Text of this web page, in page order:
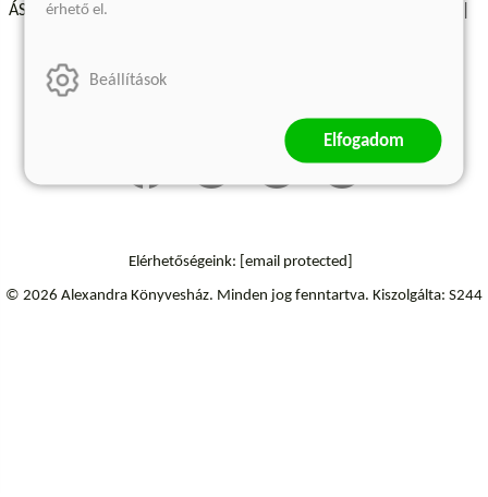
ÁSZF - Vásárlási feltételek
Szállítási információk
Elérhetőségeink: [email protected]
© 2026 Alexandra Könyvesház. Minden jog fenntartva. Kiszolgálta: S244
érhető el.
Beállítások
Elfogadom